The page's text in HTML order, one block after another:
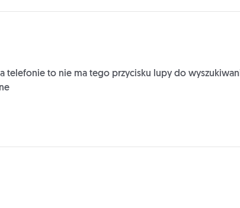
telefonie to nie ma tego przycisku lupy do